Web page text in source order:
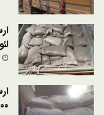
۲۵۰۰ به کرج